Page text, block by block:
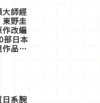
大師經
野圭
改編
部日本
作品推
日系腕